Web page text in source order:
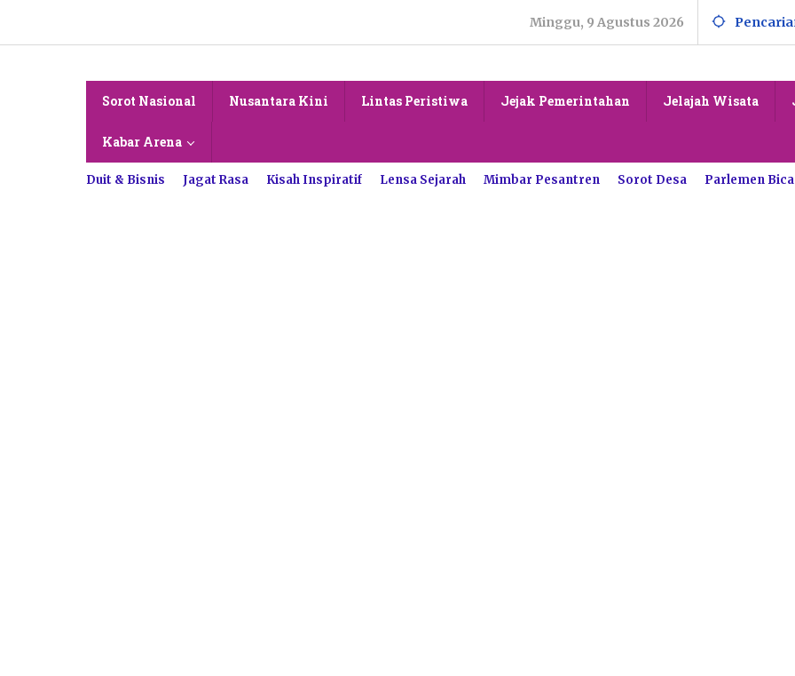
konten
Minggu, 9 Agustus 2026
Sorot Nasional Nusantara Kini Lintas Peristiwa Jejak Pemerintahan Jelajah Wisata
Kabar Arena
Duit & Bisnis Jagat Rasa Kisah Inspiratif Lensa Sejarah Mimbar Pesantren Sorot Desa Parlemen